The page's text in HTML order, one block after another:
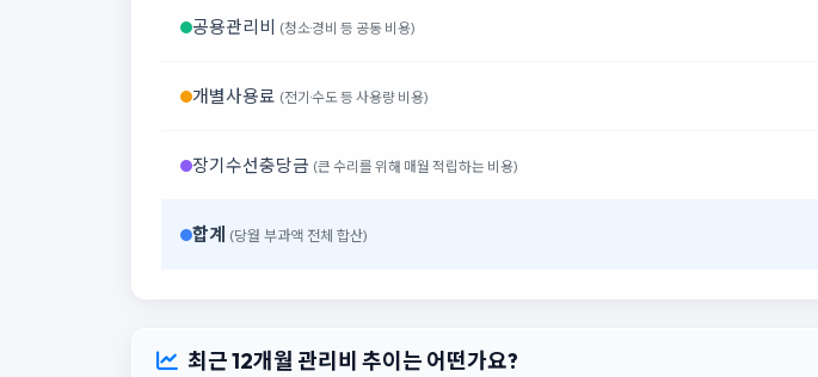
공용관리비 (청소·경비 등 공동 비용)
개별사용료 (전기·수도 등 사용량 비용)
장기수선충당금 (큰 수리를 위해 매월 적립하는 비용)
합계 (당월 부과액 전체 합산)
최근 12개월 관리비 추이는 어떤가요?